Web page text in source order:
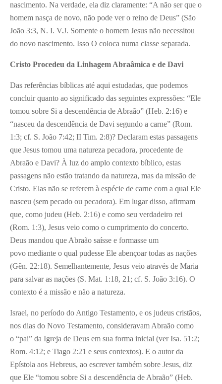
nascimento. Na verdade, ela diz claramente: “A não ser que o
homem nasça de novo, não pode ver o reino de Deus” (São
João 3:3, N. I. V.J. Somente o homem Jesus não necessitou
do novo nascimento. Isso O coloca numa classe separada.
Cristo Procedeu da Linhagem Abraâmica e de Davi
Das referências bíblicas até aqui estudadas, que podemos
concluir quanto ao significado das seguintes expressões: “Ele
tomou sobre Si a descendência de Abraão” (Heb. 2:16) e
“nasceu da descendência de Davi segundo a carne” (Rom.
1:3; cf. S. João 7:42; II Tim. 2:8)? Declaram estas passagens
que Jesus tomou uma natureza pecadora, procedente de
Abraão e Davi? À luz do amplo contexto bíblico, estas
passagens não estão tratando da natureza, mas da missão de
Cristo. Elas não se referem à espécie de carne com a qual Ele
nasceu (sem pecado ou pecadora). Em lugar disso, afirmam
que, como judeu (Heb. 2:16) e como seu verdadeiro rei
(Rom. 1:3), Jesus veio como o cumprimento do concerto.
Deus mandou que Abraão saísse e formasse um
povo mediante o qual pudesse Ele abençoar todas as nações
(Gên. 22:18). Semelhantemente, Jesus veio através de Maria
para salvar as nações (S. Mat. 1:18, 21; cf. S. João 3:16). O
contexto é a missão e não a natureza.
Israel, no período do Antigo Testamento, e os judeus cristãos,
nos dias do Novo Testamento, consideravam Abraão como
o “pai” da Igreja de Deus em sua forma inicial (ver Isa. 51:2;
Rom. 4:12; e Tiago 2:21 e seus contextos). E o autor da
Epístola aos Hebreus, ao escrever também sobre Jesus, diz
que Ele “tomou sobre Si a descendência de Abraão” (Heb.